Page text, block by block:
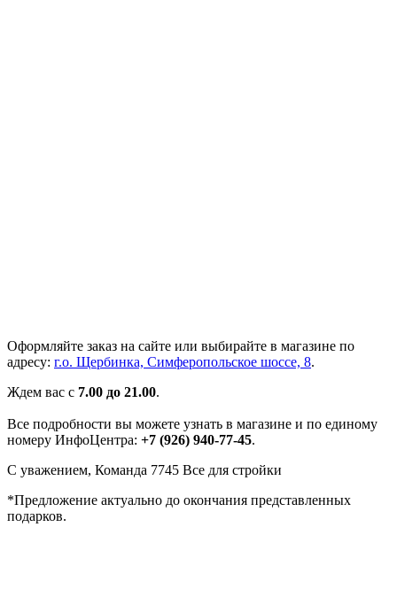
Оформляйте заказ на сайте или выбирайте в магазине по
адресу: г.о. Щербинка, Симферопольское шоссе, 8.
Ждем вас с 7.00 до 21.00.
Все подробности вы можете узнать в магазине и по единому
номеру ИнфоЦентра: +7 (926) 940-77-45.
С уважением, Команда 7745 Все для стройки
*Предложение актуально до окончания представленных
подарков.